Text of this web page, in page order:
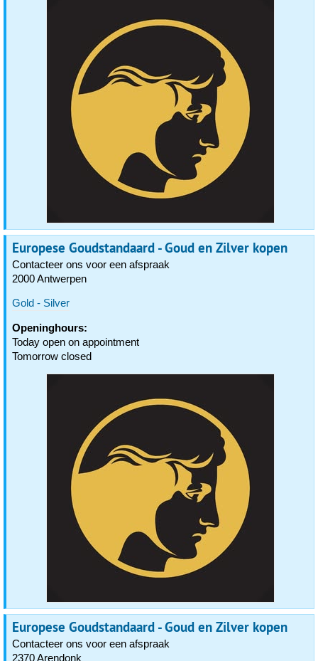
Europese Goudstandaard - Goud en Zilver kopen
Contacteer ons voor een afspraak
2000 Antwerpen
Gold - Silver
Openinghours:
Today open on appointment
Tomorrow closed
Europese Goudstandaard - Goud en Zilver kopen
Contacteer ons voor een afspraak
2370 Arendonk